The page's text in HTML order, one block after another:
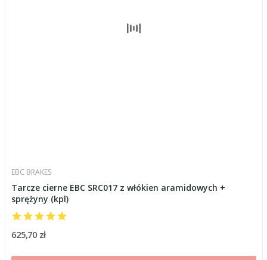
EBC BRAKES
Tarcze cierne EBC SRC017 z włókien aramidowych +
sprężyny (kpl)
625,70 zł